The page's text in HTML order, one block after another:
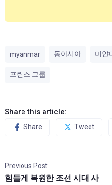
myanmar 동아시아 미얀
프린스 그룹
Share this article:
Share Tweet
Previous Post:
힘들게 복원한 조선 시대 사